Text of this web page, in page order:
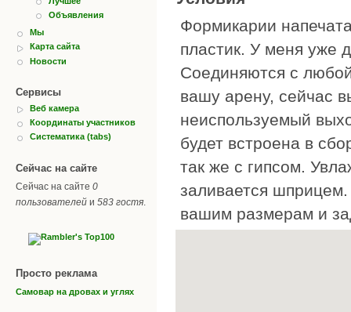
Объявления
Мы
Карта сайта
Новости
Сервисы
Веб камера
Координаты участников
Систематика (tabs)
Сейчас на сайте
Сейчас на сайте 0
пользователей и 583 гостя
Просто реклама
Самовар на дровах и углях
Формикарии
пластик. У меня уже
Соединяются с
вашу арену, сейчас
неиспользуемый
будет встроена в
так же с гипсом.
заливается
вашим размерам и